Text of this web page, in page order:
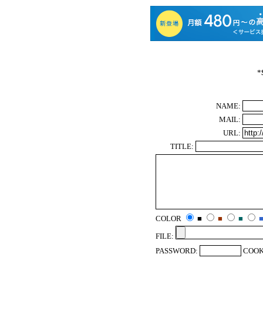
*
NAME:
MAIL:
URL:
TITLE:
COLOR ■ ■ ■
■
FILE:
PASSWORD: